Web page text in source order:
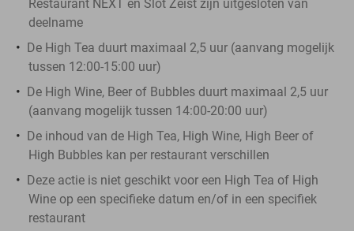
Restaurant NEXT en Slot Zeist zijn uitgesloten van
deelname
De High Tea duurt maximaal 2,5 uur (aanvang mogelijk
tussen 12:00-15:00 uur)
De High Wine, Beer of Bubbles duurt maximaal 2,5 uur
(aanvang mogelijk tussen 14:00-20:00 uur)
De inhoud van de High Tea, High Wine, High Beer of
High Bubbles kan per restaurant verschillen
Deze actie is niet geschikt voor een High Tea of High
Wine op een specifieke datum en/of in een specifiek
restaurant